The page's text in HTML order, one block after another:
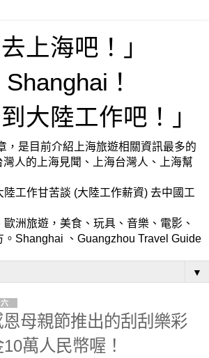
上海吧！」
！
大陸工作吧！」
，是目前介紹上海旅遊相關資訊最多的
人的上海見聞、上海台灣人、上海幫
工作甘苦談 (大陸工作薪資) 去中國工
歐洲旅遊，美食、玩具、音樂、電影、
。Shanghai 、Guangzhou Travel Guide
▼
母親節推出的刮刮樂彩
萬人民幣喔！